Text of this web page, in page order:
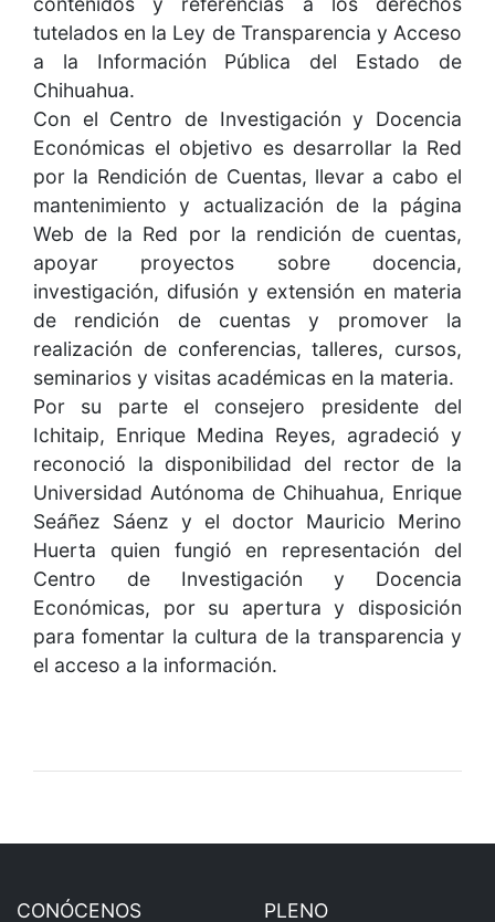
tutelados en la Ley de Transparencia y Acceso
a la Información Pública del Estado de
Chihuahua.
Con el Centro de Investigación y Docencia
Económicas el objetivo es desarrollar la Red
por la Rendición de Cuentas, llevar a cabo el
mantenimiento y actualización de la página
Web de la Red por la rendición de cuentas,
apoyar proyectos sobre docencia,
investigación, difusión y extensión en materia
de rendición de cuentas y promover la
realización de conferencias, talleres, cursos,
seminarios y visitas académicas en la materia.
Por su parte el consejero presidente del
Ichitaip, Enrique Medina Reyes, agradeció y
reconoció la disponibilidad del rector de la
Universidad Autónoma de Chihuahua, Enrique
Seáñez Sáenz y el doctor Mauricio Merino
Huerta quien fungió en representación del
Centro de Investigación y Docencia
Económicas, por su apertura y disposición
para fomentar la cultura de la transparencia y
el acceso a la información.
CONÓCENOS PLENO